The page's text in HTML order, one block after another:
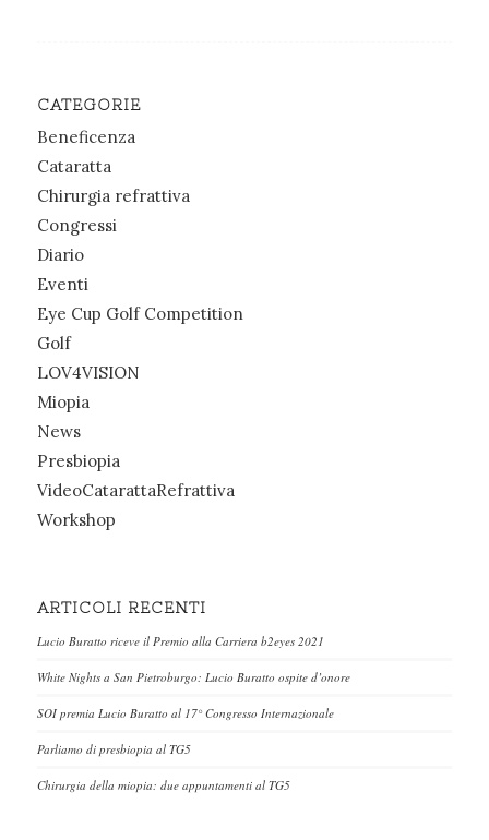
CATEGORIE
Beneficenza
Cataratta
Chirurgia refrattiva
Congressi
Diario
Eventi
Eye Cup Golf Competition
Golf
LOV4VISION
Miopia
News
Presbiopia
VideoCatarattaRefrattiva
Workshop
ARTICOLI RECENTI
Lucio Buratto riceve il Premio alla Carriera b2eyes 2021
White Nights a San Pietroburgo: Lucio Buratto ospite d’onore
SOI premia Lucio Buratto al 17° Congresso Internazionale
Parliamo di presbiopia al TG5
Chirurgia della miopia: due appuntamenti al TG5